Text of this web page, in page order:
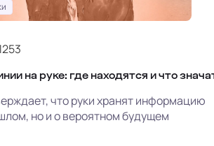
на руке: где находятся и что
что руки хранят информацию
но и о вероятном будущем